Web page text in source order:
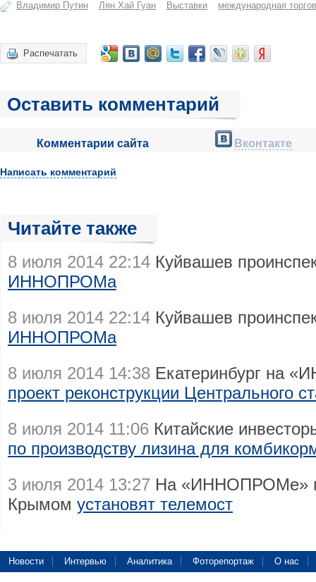
Владимир Путин Лян Хай Гуан Выставки международная
Распечатать
Оставить комментарий
Комментарии сайта Вконтакте
Написать комментарий
Читайте также
8 июля 2014 22:14 Куйвашев
ИННОПРОМа
8 июля 2014 22:14 Куйвашев
ИННОПРОМа
8 июля 2014 14:38 Екатеринбург на
проект реконструкции Центрального
8 июля 2014 11:06 Китайcкие
по производству лизина для
3 июля 2014 13:27 На «ИННОПРОМе»
Крымом установят телемост
Новости Интервью Аналитика Фоторепортаж О нас